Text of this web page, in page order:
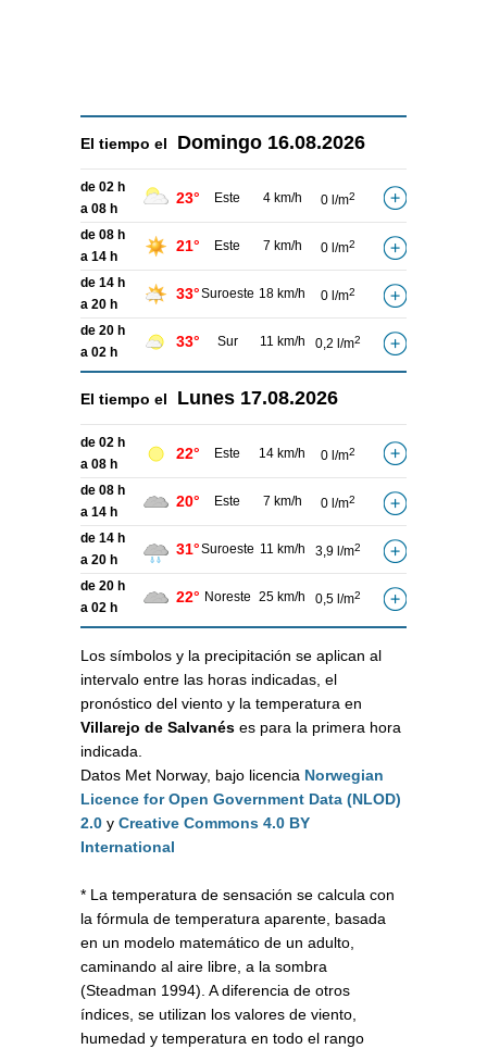
El tiempo el Domingo 16.08.2026
de 02 h
a 08 h
23° Este 4 km/h 0 l/m2
de 08 h
a 14 h
21° Este 7 km/h 0 l/m2
de 14 h
a 20 h
33°Suroeste 18 km/h 0 l/m2
de 20 h
a 02 h
33° Sur 11 km/h 0,2 l/m2
El tiempo el Lunes 17.08.2026
de 02 h
a 08 h
22° Este 14 km/h 0 l/m2
de 08 h
a 14 h
20° Este 7 km/h 0 l/m2
de 14 h
a 20 h
31°Suroeste 11 km/h 3,9 l/m2
de 20 h
a 02 h
22° Noreste 25 km/h 0,5 l/m2
Los símbolos y la precipitación se aplican al
intervalo entre las horas indicadas, el
pronóstico del viento y la temperatura en
Villarejo de Salvanés es para la primera hora
indicada.
Datos Met Norway, bajo licencia Norwegian
Licence for Open Government Data (NLOD)
2.0 y Creative Commons 4.0 BY
International
* La temperatura de sensación se calcula con
la fórmula de temperatura aparente, basada
en un modelo matemático de un adulto,
caminando al aire libre, a la sombra
(Steadman 1994). A diferencia de otros
índices, se utilizan los valores de viento,
humedad y temperatura en todo el rango